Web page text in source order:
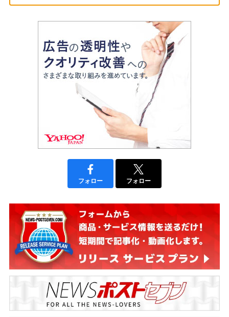
フォロー フォロー